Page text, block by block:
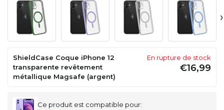
›
ShieldCase Coque iPhone 12
transparente revêtement
métallique Magsafe (argent)
En rupture de stock
€16,99
Ce produit est compatible pour: